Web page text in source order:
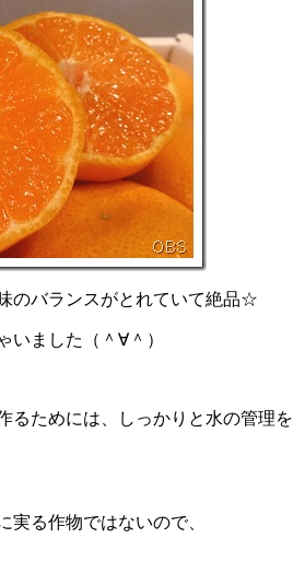
のバランスがとれていて絶品☆
いました（＾∀＾）
るためには、しっかりと水の管理を
実る作物ではないので、